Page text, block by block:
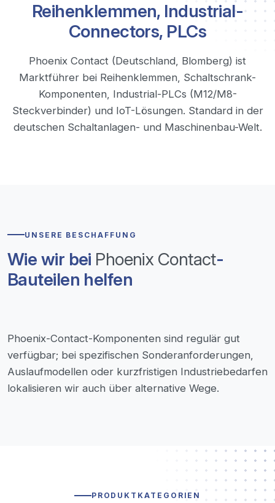
Reihenklemmen, Industrial-
Connectors, PLCs
Phoenix Contact (Deutschland, Blomberg) ist
Marktführer bei Reihenklemmen, Schaltschrank-
Komponenten, Industrial-PLCs (M12/M8-
Steckverbinder) und IoT-Lösungen. Standard in der
deutschen Schaltanlagen- und Maschinenbau-Welt.
UNSERE BESCHAFFUNG
Wie wir bei Phoenix Contact-
Bauteilen helfen
Phoenix-Contact-Komponenten sind regulär gut
verfügbar; bei spezifischen Sonderanforderungen,
Auslaufmodellen oder kurzfristigen Industriebedarfen
lokalisieren wir auch über alternative Wege.
PRODUKTKATEGORIEN